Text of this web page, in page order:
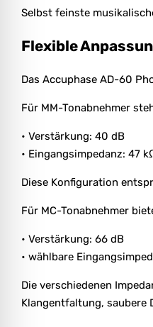
Selbst feinste
Flexible
Das Accuphase AD-60
Für MM-Tonabnehmer
• Verstärkung: 40 dB
• Eingangsimpedanz: 47
Diese Konfiguration
Für MC-Tonabnehmer
• Verstärkung: 66 dB
• wählbare
Die verschiedenen
Klangentfaltung, saubere